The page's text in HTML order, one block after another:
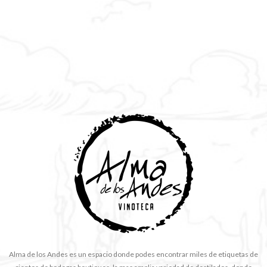
Alma de los Andes es un espacio donde podes encontrar miles de etiquetas de